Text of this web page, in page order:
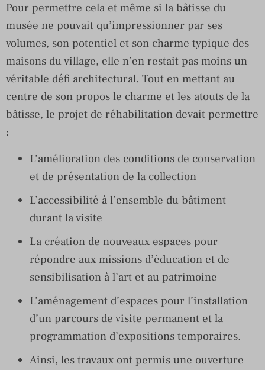
Pour permettre cela et même si la bâtisse du
musée ne pouvait qu’impressionner par ses
volumes, son potentiel et son charme typique des
maisons du village, elle n’en restait pas moins un
véritable défi architectural. Tout en mettant au
centre de son propos le charme et les atouts de la
bâtisse, le projet de réhabilitation devait permettre
:
L’amélioration des conditions de conservation
et de présentation de la collection
L’accessibilité à l’ensemble du bâtiment
durant la visite
La création de nouveaux espaces pour
répondre aux missions d’éducation et de
sensibilisation à l’art et au patrimoine
L’aménagement d’espaces pour l’installation
d’un parcours de visite permanent et la
programmation d’expositions temporaires.
Ainsi, les travaux ont permis une ouverture